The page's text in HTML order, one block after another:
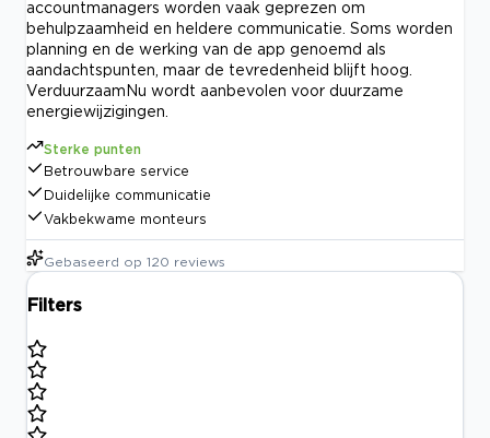
accountmanagers worden vaak geprezen om
behulpzaamheid en heldere communicatie. Soms worden
planning en de werking van de app genoemd als
aandachtspunten, maar de tevredenheid blijft hoog.
VerduurzaamNu wordt aanbevolen voor duurzame
energiewijzigingen.
Sterke punten
Betrouwbare service
Duidelijke communicatie
Vakbekwame monteurs
Gebaseerd op 120 reviews
Filters